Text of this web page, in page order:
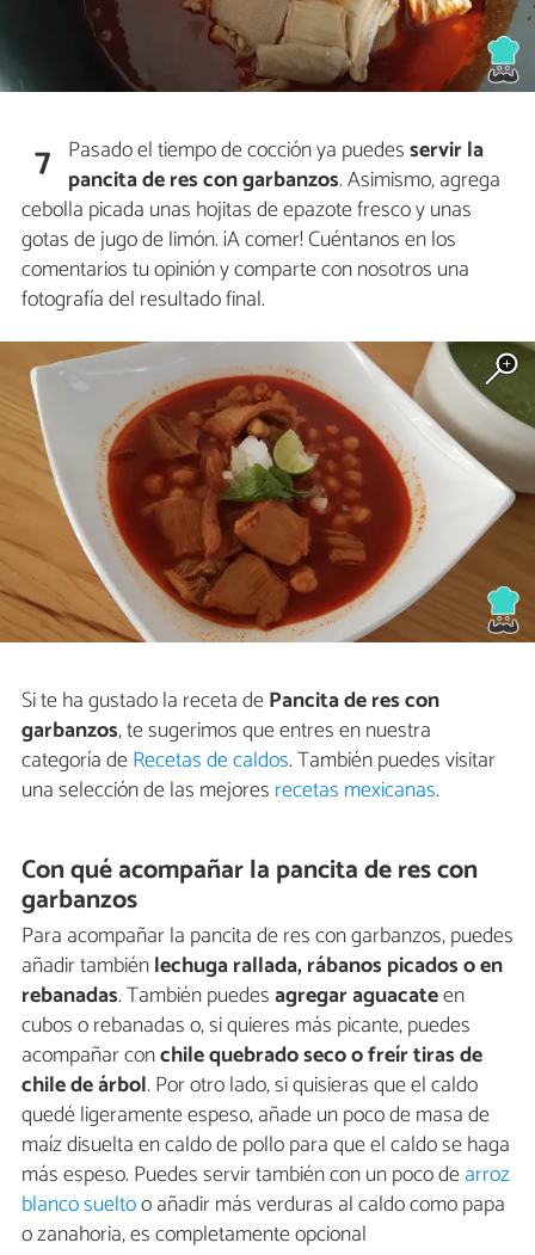
7 Pasado el tiempo de cocción ya puedesservir la
pancita de res con garbanzos. Asimismo, agrega
cebolla picada unas hojitas de epazote fresco y unas
gotas de jugo de limón. ¡A comer! Cuéntanos en los
comentarios tu opinión y comparte con nosotros una
fotografía del resultado final.
Si te ha gustado la receta dePancita de res con
garbanzos, te sugerimos que entres en nuestra
categoría deRecetas de caldos. También puedes visitar
una selección de las mejores recetas mexicanas.
Con qué acompañar la pancita de res con
garbanzos
Para acompañar la pancita de res con garbanzos, puedes
añadir tambiénlechuga rallada, rábanos picados o en
rebanadas. También puedesagregar aguacateen
cubos o rebanadas o, si quieres más picante, puedes
acompañar conchile quebrado seco o freír tiras de
chile de árbol. Por otro lado, si quisieras que el caldo
quedé ligeramente espeso, añade un poco de masa de
maíz disuelta en caldo de pollo para que el caldo se haga
más espeso. Puedes servir también con un poco dearroz
blanco sueltoo añadir más verduras al caldo como papa
o zanahoria, es completamente opcional